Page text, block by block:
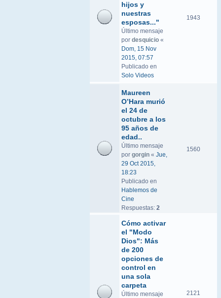
hijos y
nuestras
esposas..."
Último mensaje
por desquicio «
Dom, 15 Nov
2015, 07:57
Publicado en
Solo Videos
1943
Maureen
O’Hara murió
el 24 de
octubre a los
95 años de
edad..
Último mensaje
por gorgin « Jue,
29 Oct 2015,
18:23
Publicado en
Hablemos de
Cine
Respuestas: 2
1560
Cómo activar
el "Modo
Dios": Más
de 200
opciones de
control en
una sola
carpeta
Último mensaje
2121